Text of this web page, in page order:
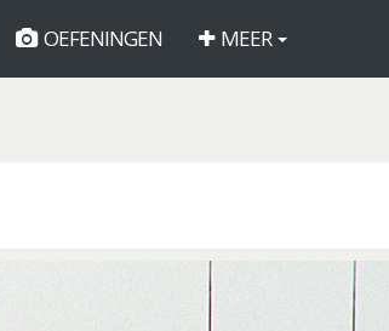
OEFENINGEN MEER